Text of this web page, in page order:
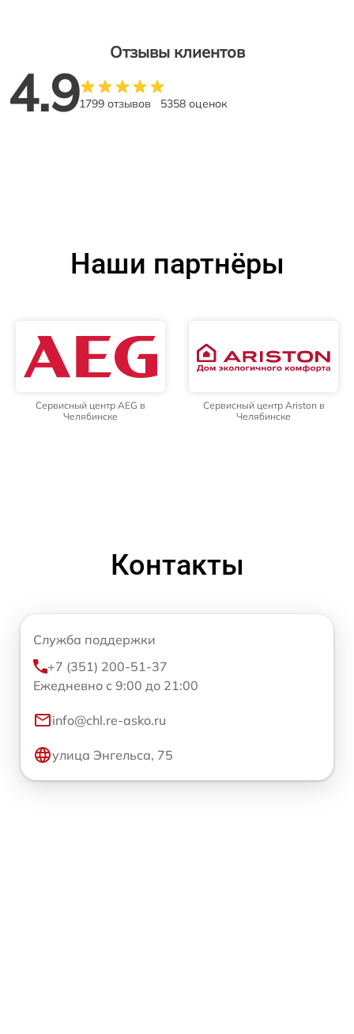
Отзывы клиентов
4.91799 отзывов 5358 оценок
Наши партнёры
Сервисный центр AEG в
Челябинске
Сервисный центр Ariston в
Челябинске
Контакты
Служба поддержки
+7 (351) 200-51-37
Ежедневно с 9:00 до 21:00
info@chl.re-asko.ru
улица Энгельса, 75